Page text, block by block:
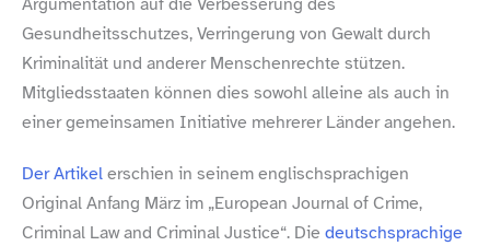
Gesundheitsschutzes, Verringerung von Gewalt durch
Kriminalität und anderer Menschenrechte stützen.
Mitgliedsstaaten können dies sowohl alleine als auch in
einer gemeinsamen Initiative mehrerer Länder angehen.
Der Artikelerschien in seinem englischsprachigen
Original Anfang März im „European Journal of Crime,
Criminal Law and Criminal Justice“. Die deutschsprachige